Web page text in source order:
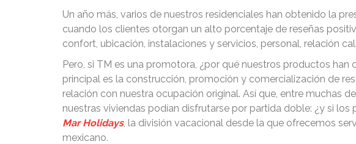
Un año más, varios de nuestros residenciales han obtenido la
cuando los clientes otorgan un alto porcentaje de reseñas
confort, ubicación, instalaciones y servicios, personal, relación
Pero, si TM es una promotora, ¿por qué nuestros productos
principal es la construcción, promoción y comercialización de
relación con nuestra ocupación original. Así que, entre muchas
nuestras viviendas podían disfrutarse por partida doble: ¿y si
Mar Holidays, la división vacacional desde la que ofrecemos
mexicano.